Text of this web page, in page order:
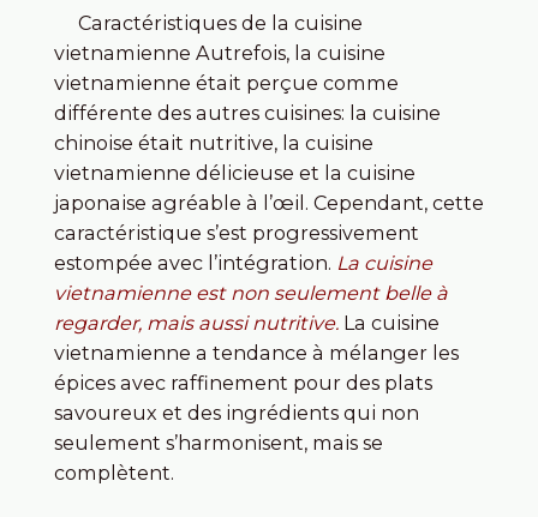
Caractéristiques de la cuisine
vietnamienne Autrefois, la cuisine
vietnamienne était perçue comme
différente des autres cuisines: la cuisine
chinoise était nutritive, la cuisine
vietnamienne délicieuse et la cuisine
japonaise agréable à l’œil. Cependant, cette
caractéristique s’est progressivement
estompée avec l’intégration. La cuisine
vietnamienne est non seulement belle à
regarder, mais aussi nutritive. La cuisine
vietnamienne a tendance à mélanger les
épices avec raffinement pour des plats
savoureux et des ingrédients qui non
seulement s’harmonisent, mais se
complètent.